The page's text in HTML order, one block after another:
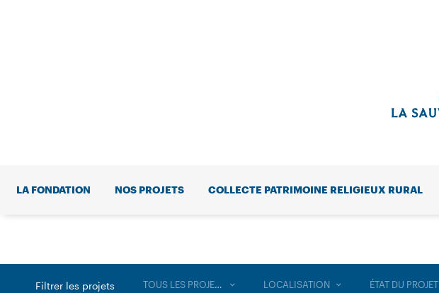
LA FONDATION NOS PROJETS COLLECTE PATRIMOINE RELIGIEUX RURAL
Filtrer les projets TOUS LES PROJETS LOCALISATION ÉTAT DU PROJET